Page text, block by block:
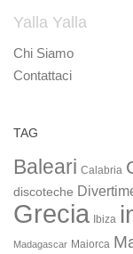
Yalla Yalla
Chi Siamo
Contattaci
TAG
Baleari Calabria
discoteche
Grecia Ibiza
Madagascar Maiorca